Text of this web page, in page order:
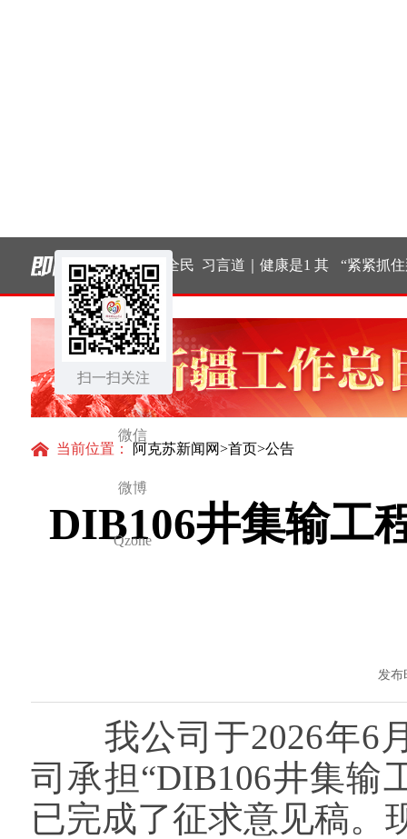
扫一扫关注
微信
微博
Qzone
，读 构建更高水平的全民
健身公共服务体系
习言道｜健康是1 其
他是后面的0
“紧紧抓住那
面广、牵一发
身的工作”
当前位置： 阿克苏新闻网>首页>公告
DIB106井集输工
发布
我公司于2026年6月
司承担“DIB106井集输
已完成了征求意见稿。